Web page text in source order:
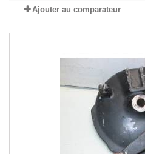
Ajouter au comparateur